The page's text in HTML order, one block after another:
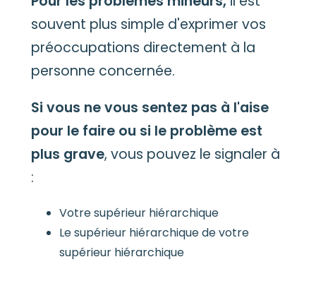
souvent plus simple d'exprimer vos
préoccupations directement à la
personne concernée.
Si vous ne vous sentez pas à l'aise
pour le faire ou si le problème est
plus grave, vous pouvez le signaler à
:
Votre supérieur hiérarchique
Le supérieur hiérarchique de votre
supérieur hiérarchique